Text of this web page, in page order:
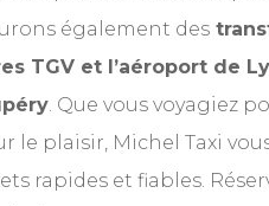
également des
TGV et l’aéroport de
. Que vous voyagiez
le plaisir, Michel Taxi
rapides et fiables.